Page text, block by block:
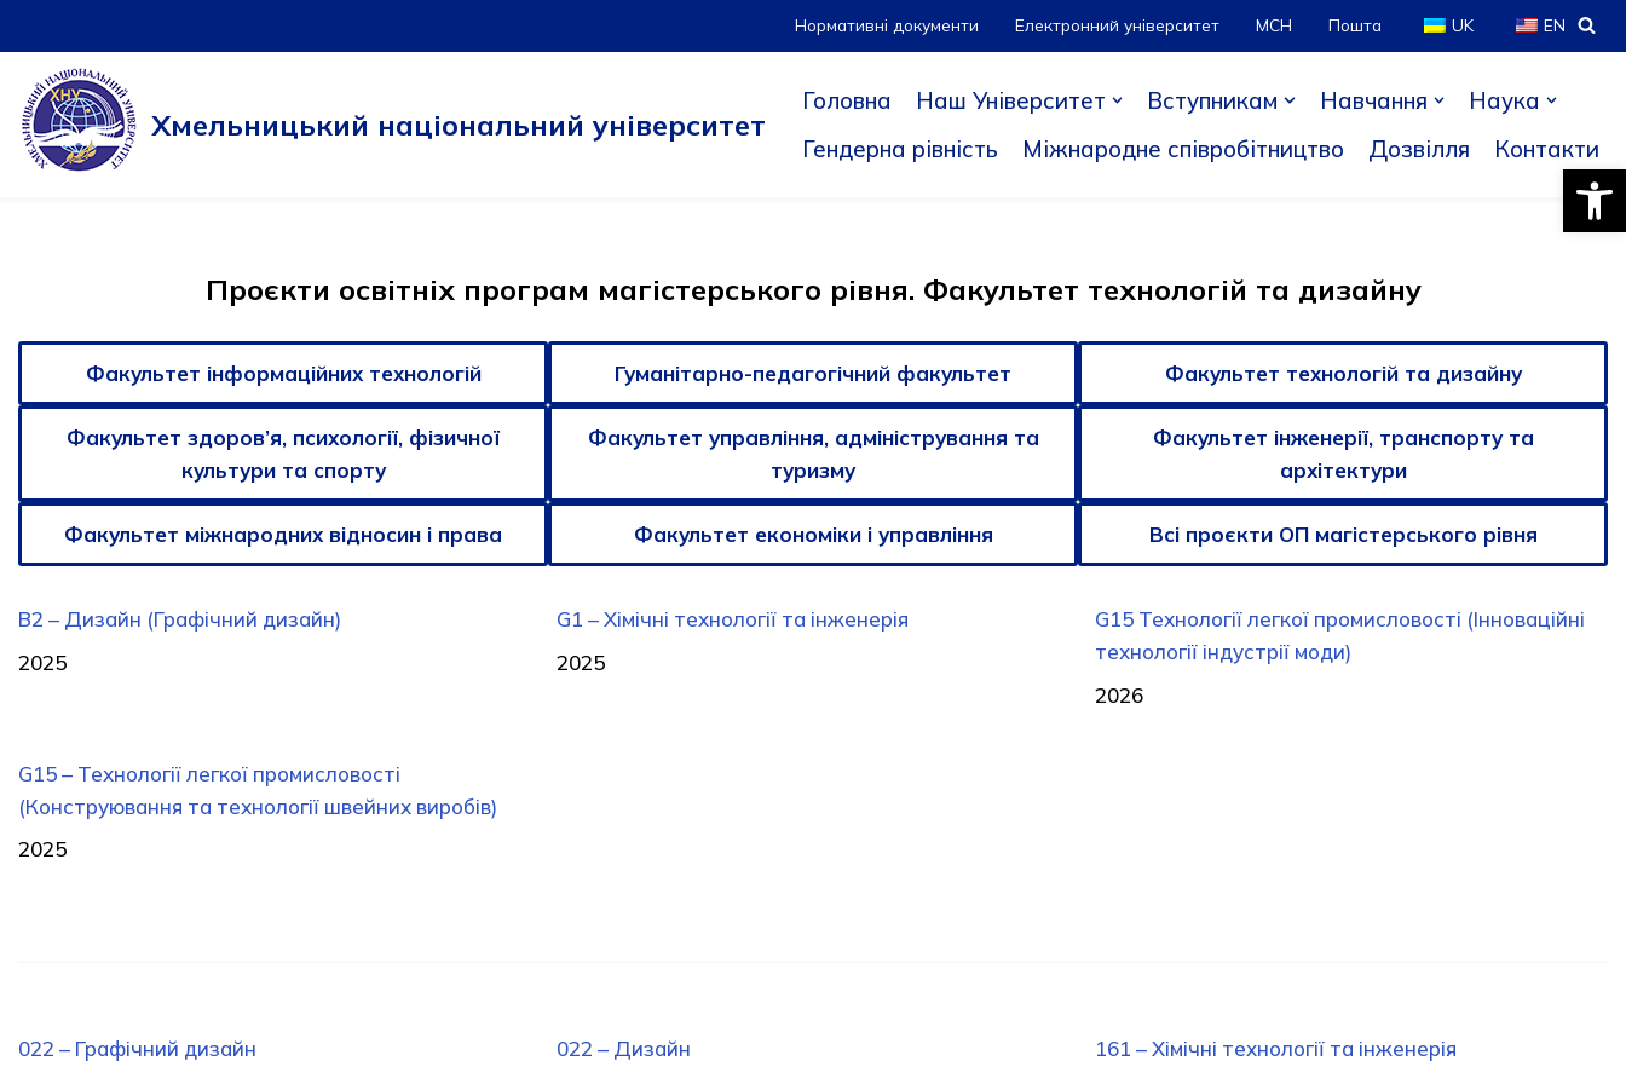
Перейти
до
вмісту
Нормативні документи Електронний університет МСН Пошта UK EN
Хмельницький національний університет
Головна Наш Університет Вступникам Навчання
Наука
Гендерна рівність
Міжнародне співробітництво Дозвілля Контакти
Проєкти освітніх програм магістерського рівня. Факультет технологій та дизайну
Факультет інформаційних технологій Гуманітарно-педагогічний факультет Факультет технологій та дизайну
Факультет здоров’я, психології, фізичної
культури та спорту
Факультет управління, адміністрування та
туризму
Факультет інженерії, транспорту та
архітектури
Факультет міжнародних відносин і права Факультет економіки і управління Всі проєкти ОП магістерського рівня
В2 – Дизайн (Графічний дизайн)
2025
G1 – Хімічні технології та інженерія
2025
G15 Технології легкої промисловості (Інноваційні
технології індустрії моди)
2026
G15 – Технології легкої промисловості
(Конструювання та технології швейних виробів)
2025
022 – Графічний дизайн
022 – Дизайн
161 – Хімічні технології та інженерія